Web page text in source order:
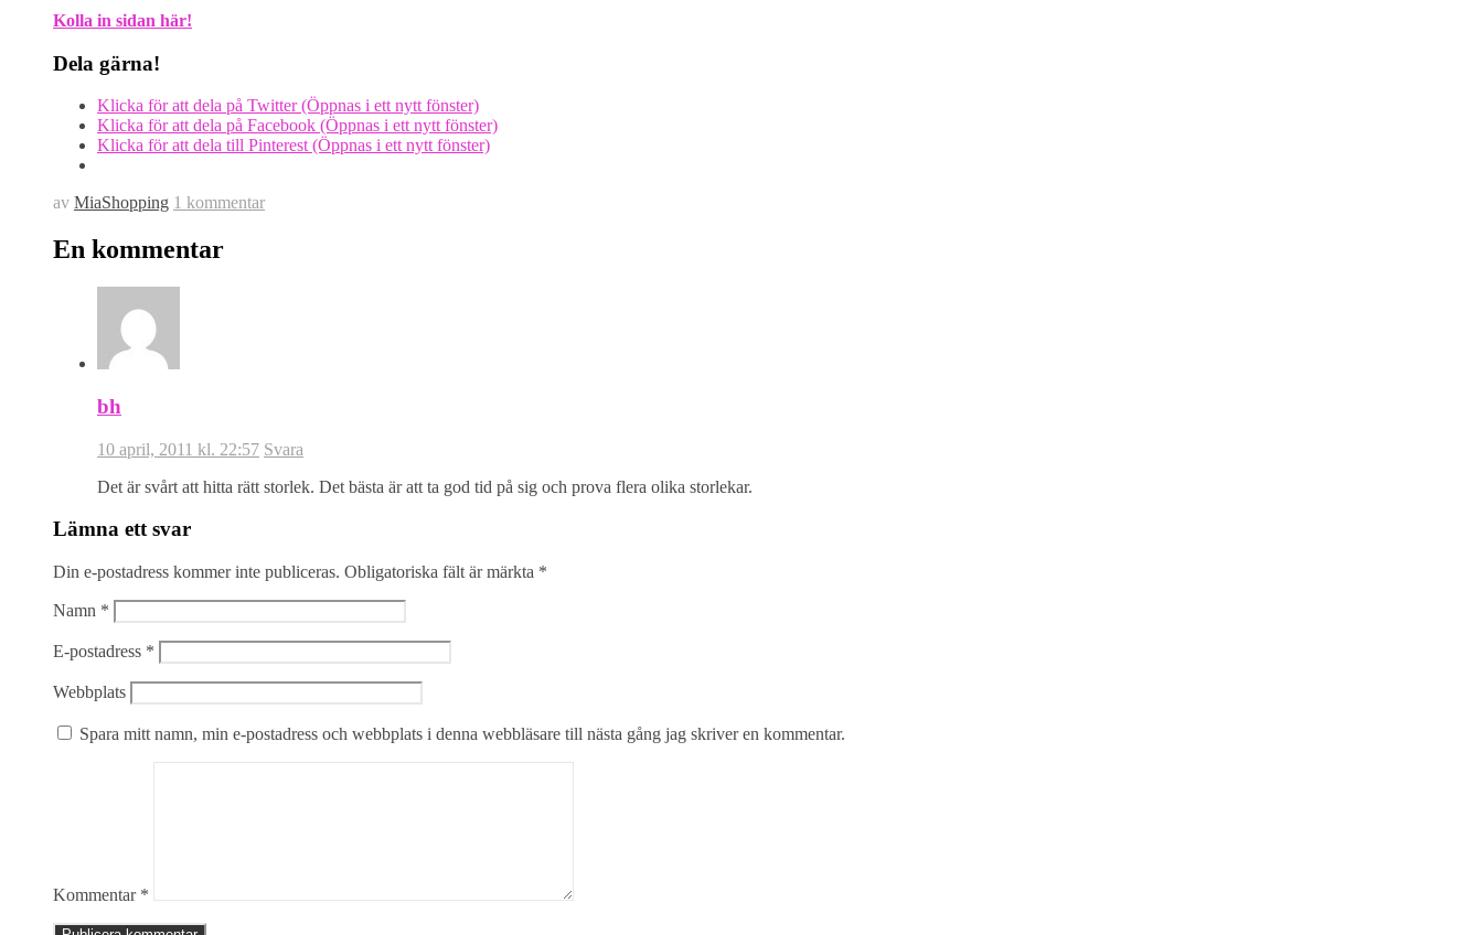
Kolla in sidan här!
Dela gärna!
Klicka för att dela på Twitter (Öppnas i ett nytt fönster)
Klicka för att dela på Facebook (Öppnas i ett nytt fönster)
Klicka för att dela till Pinterest (Öppnas i ett nytt fönster)
av MiaShopping 1 kommentar
En kommentar
bh
10 april, 2011 kl. 22:57 Svara
Det är svårt att hitta rätt storlek. Det bästa är att ta god tid på sig och prova flera olika storlekar.
Lämna ett svar
Din e-postadress kommer inte publiceras. Obligatoriska fält är märkta *
Namn *
E-postadress *
Webbplats
Spara mitt namn, min e-postadress och webbplats i denna webbläsare till nästa gång jag skriver en kommentar.
Kommentar *